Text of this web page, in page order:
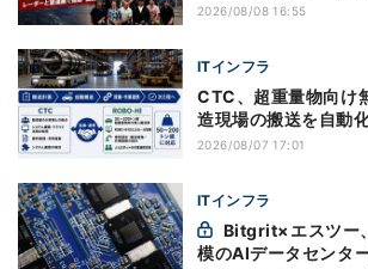
2026/08/08 16:55
ITインフラ
CTC、超重量物向け
造現場の搬送を自動
2026/08/07 17:01
ITインフラ
模のAIデータセンタ